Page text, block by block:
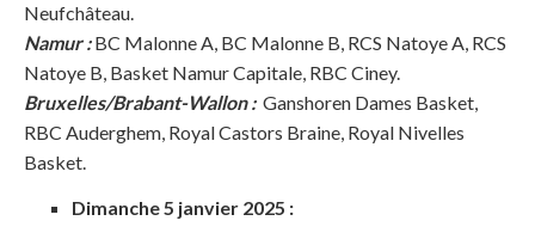
Neufchâteau.
Namur :BC Malonne A, BC Malonne B, RCS Natoye A, RCS
Natoye B, Basket Namur Capitale, RBC Ciney.
Bruxelles/Brabant-Wallon : Ganshoren Dames Basket,
RBC Auderghem, Royal Castors Braine, Royal Nivelles
Basket.
Dimanche 5 janvier 2025 :